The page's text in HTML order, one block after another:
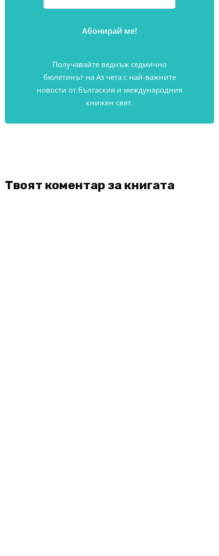
Получавайте веднъж седмично
бюлетинът на Аз чета с най-важните
новости от бългаския и международния
книжен свят.
Твоят коментар за книгата